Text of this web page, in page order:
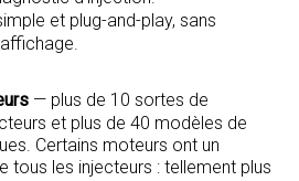
et plug-and-play, sans
— plus de 10 sortes de
et plus de 40 modèles de
Certains moteurs ont un
tous les injecteurs : tellement plus